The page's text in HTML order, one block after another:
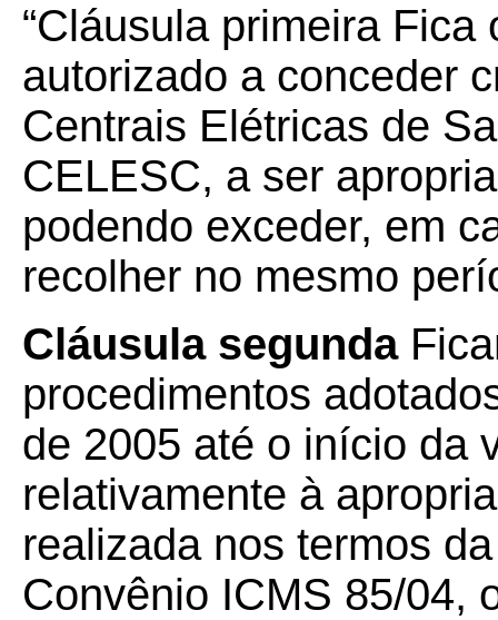
“Cláusula primeira
autorizado a conceder
Centrais Elétricas de
CELESC, a ser
podendo exceder, em
recolher no mesmo
Cláusula segunda
procedimentos
de 2005 até o início da
relativamente à
realizada nos termos
Convênio ICMS 85/04,